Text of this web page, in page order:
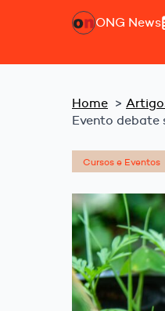
ONG News
Home
Evento debate
Cursos e Eventos